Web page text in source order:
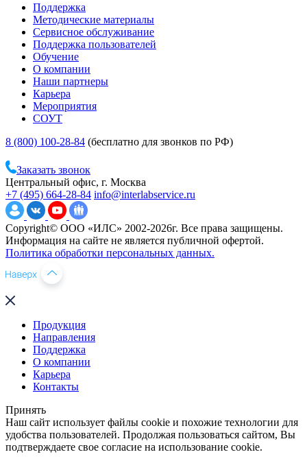
Поддержка
Методические материалы
Сервисное обслуживание
Поддержка пользователей
Обучение
О компании
Наши партнеры
Карьера
Мероприятия
СОУТ
8 (800) 100-28-84 (бесплатно для звонков по РФ)
Заказать звонок
Центральный офис, г. Москва
+7 (495) 664-28-84 info@interlabservice.ru
Copyright© ООО «ИЛС» 2002-2026г. Все права защищены.
Информация на сайте не является публичной офертой.
Политика обработки персональных данных.
Продукция
Направления
Поддержка
О компании
Карьера
Контакты
Принять
Наш сайт использует файлы cookie и похожие технологии для
удобства пользователей. Продолжая пользоваться сайтом, Вы
подтверждаете свое согласие на использование cookie.